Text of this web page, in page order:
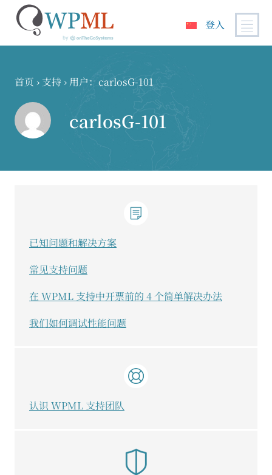
登入
首页 › 支持› 用户：carlosG-101
carlosG-101
已知问题和解决方案
常见支持问题
在 WPML 支持中开票前的 4 个简单解决办法
我们如何调试性能问题
认识 WPML 支持团队